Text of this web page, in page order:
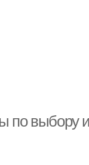
выбору и